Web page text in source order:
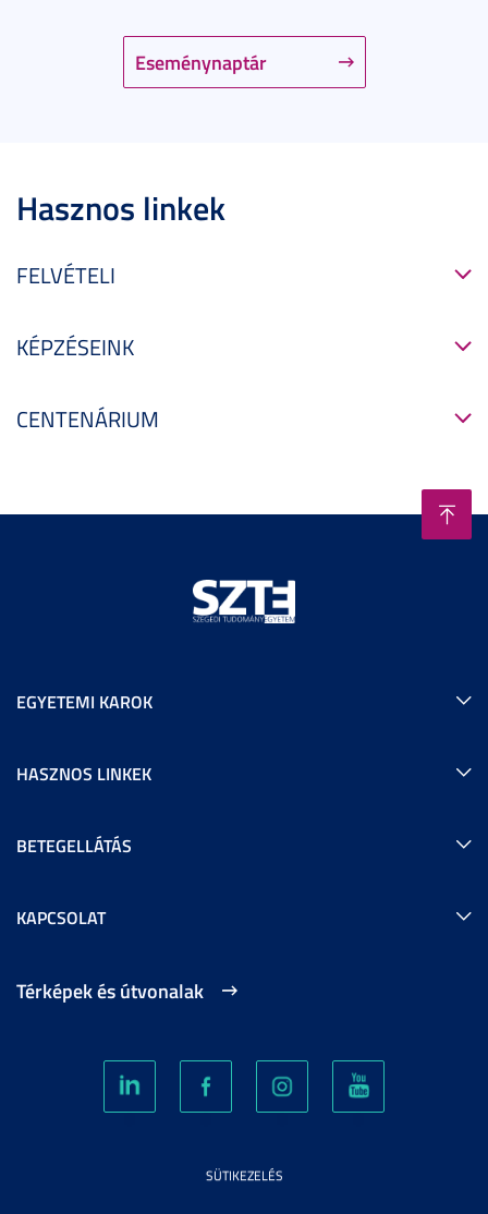
Eseménynaptár
Hasznos linkek
FELVÉTELI
KÉPZÉSEINK
CENTENÁRIUM
EGYETEMI KAROK
HASZNOS LINKEK
BETEGELLÁTÁS
KAPCSOLAT
Térképek és útvonalak
SÜTIKEZELÉS